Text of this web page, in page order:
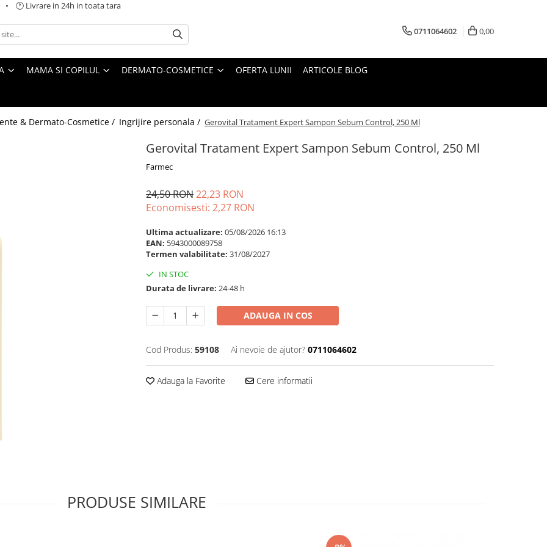
• 🕐 Livrare in 24h in toata tara
0711064602 0,00
MAMA SI COPILUL DERMATO-COSMETICE OFERTA LUNII ARTICOLE BLOG
& Dermato-Cosmetice / Ingrijire personala / Gerovital Tratament Expert Sampon Sebum Control, 250 Ml
Gerovital Tratament Expert Sampon Sebum Control, 250 Ml
Farmec
24,50 RON22,23 RON
Economisesti: 2,27 RON
Ultima actualizare: 05/08/2026 16:13
EAN: 5943000089758
Termen valabilitate: 31/08/2027
IN STOC
Durata de livrare: 24-48 h
ADAUGA IN COS
Cod Produs: 59108 Ai nevoie de ajutor? 0711064602
Adauga la Favorite Cere informatii
PRODUSE SIMILARE